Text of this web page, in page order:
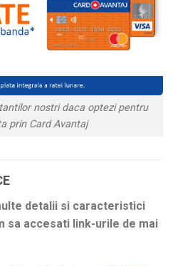
nostri daca optezi pentru
prin Card Avantaj
detalii si caracteristici
sa accesati link-urile de mai